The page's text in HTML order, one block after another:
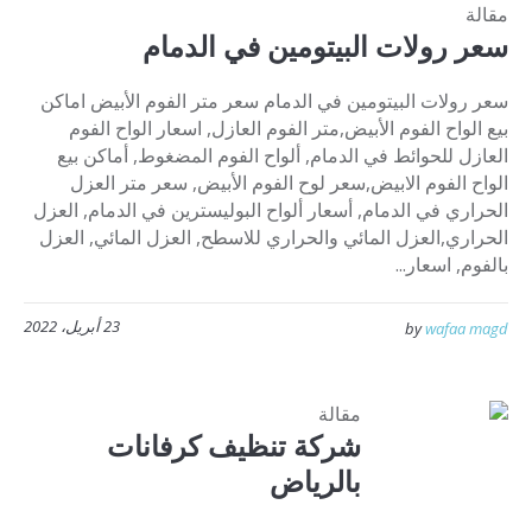
مقالة
سعر رولات البيتومين في الدمام
سعر رولات البيتومين في الدمام سعر متر الفوم الأبيض اماكن
بيع الواح الفوم الأبيض,متر الفوم العازل, اسعار الواح الفوم
العازل للحوائط في الدمام, ألواح الفوم المضغوط, أماكن بيع
الواح الفوم الابيض,سعر لوح الفوم الأبيض, سعر متر العزل
الحراري في الدمام, أسعار ألواح البوليسترين في الدمام, العزل
الحراري,العزل المائي والحراري للاسطح, العزل المائي, العزل
بالفوم, اسعار...
23 أبريل، 2022 bywafaa magd
مقالة
شركة تنظيف كرفانات
بالرياض